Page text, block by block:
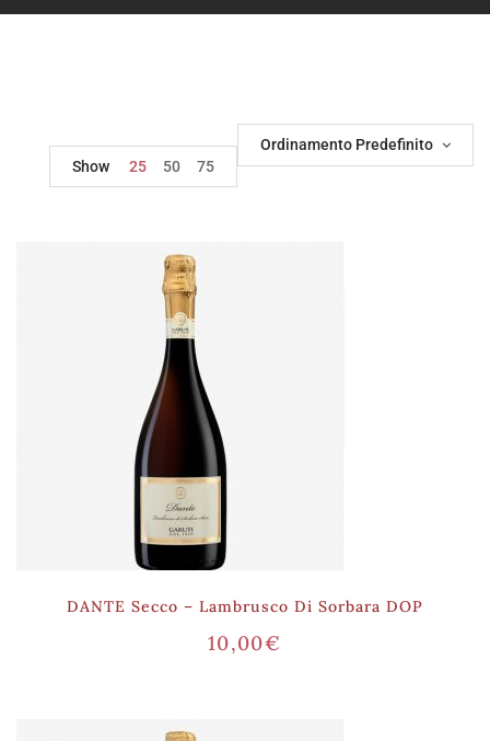
Ordinamento Predefinito
Show
25 50 75
DANTE Secco – Lambrusco Di Sorbara DOP
10,00€